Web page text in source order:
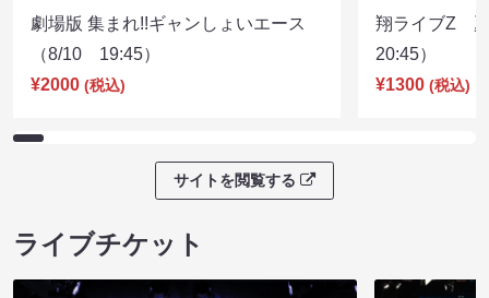
劇場版 集まれ!!ギャンしょいエース
（8/10 19:45）
¥2000 (税込)
翔ライブZ
20:45）
¥1300 (税込)
サイトを閲覧する
ライブチケット